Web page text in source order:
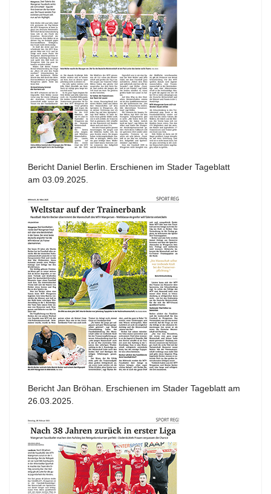
Bericht Daniel Berlin. Erschienen im Stader Tageblatt
am 03.09.2025.
Bericht Jan Bröhan. Erschienen im Stader Tageblatt am
26.03.2025.